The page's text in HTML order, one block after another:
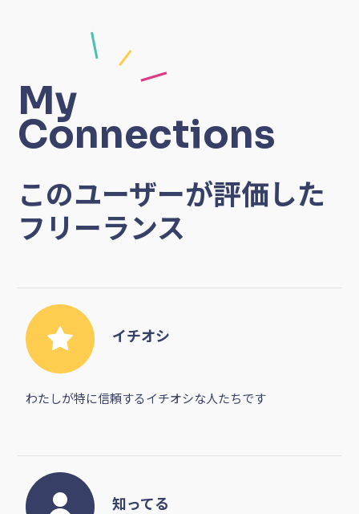
My
Connections
このユーザーが評価した
フリーランス
イチオシ
わたしが特に信頼するイチオシな人たちです
知ってる